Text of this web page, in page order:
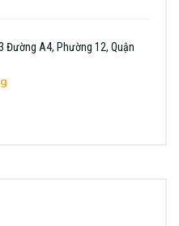
Đường A4, Phường 12, Quận